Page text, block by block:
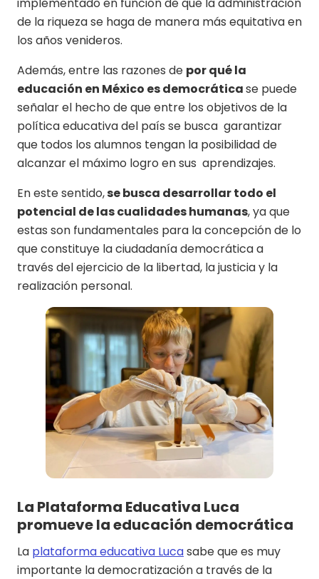
de la riqueza se haga de manera más equitativa en
los años venideros.
Además, entre las razones de por qué la
educación en México es democráticase puede
señalar el hecho de que entre los objetivos de la
política educativa del país se busca garantizar
que todos los alumnos tengan la posibilidad de
alcanzar el máximo logro en sus aprendizajes.
En este sentido,se busca desarrollar todo el
potencial de las cualidades humanas, ya que
estas son fundamentales para la concepción de lo
que constituye la ciudadanía democrática a
través del ejercicio de la libertad, la justicia y la
realización personal.
La Plataforma Educativa Luca
promueve la educación democrática
La plataforma educativa Lucasabe que es muy
importante la democratización a través de la